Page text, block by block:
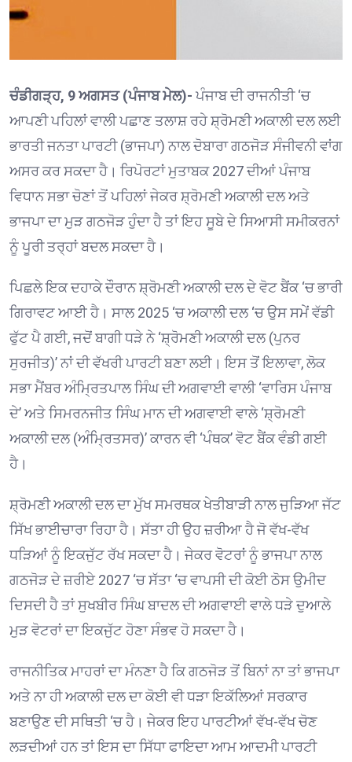
ਚੰਡੀਗੜ੍ਹ, 9 ਅਗਸਤ (ਪੰਜਾਬ ਮੇਲ)- ਪੰਜਾਬ ਦੀ ਰਾਜਨੀਤੀ ‘ਚ
ਆਪਣੀ ਪਹਿਲਾਂ ਵਾਲੀ ਪਛਾਣ ਤਲਾਸ਼ ਰਹੇ ਸ਼੍ਰੋਮਣੀ ਅਕਾਲੀ ਦਲ ਲਈ
ਭਾਰਤੀ ਜਨਤਾ ਪਾਰਟੀ (ਭਾਜਪਾ) ਨਾਲ ਦੋਬਾਰਾ ਗਠਜੋੜ ਸੰਜੀਵਨੀ ਵਾਂਗ
ਅਸਰ ਕਰ ਸਕਦਾ ਹੈ। ਰਿਪੋਰਟਾਂ ਮੁਤਾਬਕ 2027 ਦੀਆਂ ਪੰਜਾਬ
ਵਿਧਾਨ ਸਭਾ ਚੋਣਾਂ ਤੋਂ ਪਹਿਲਾਂ ਜੇਕਰ ਸ਼੍ਰੋਮਣੀ ਅਕਾਲੀ ਦਲ ਅਤੇ
ਭਾਜਪਾ ਦਾ ਮੁੜ ਗਠਜੋੜ ਹੁੰਦਾ ਹੈ ਤਾਂ ਇਹ ਸੂਬੇ ਦੇ ਸਿਆਸੀ ਸਮੀਕਰਨਾਂ
ਨੂੰ ਪੂਰੀ ਤਰ੍ਹਾਂ ਬਦਲ ਸਕਦਾ ਹੈ।
ਪਿਛਲੇ ਇਕ ਦਹਾਕੇ ਦੌਰਾਨ ਸ਼੍ਰੋਮਣੀ ਅਕਾਲੀ ਦਲ ਦੇ ਵੋਟ ਬੈਂਕ ‘ਚ ਭਾਰੀ
ਗਿਰਾਵਟ ਆਈ ਹੈ। ਸਾਲ 2025 ‘ਚ ਅਕਾਲੀ ਦਲ ‘ਚ ਉਸ ਸਮੇਂ ਵੱਡੀ
ਫੁੱਟ ਪੈ ਗਈ, ਜਦੋਂ ਬਾਗੀ ਧੜੇ ਨੇ ‘ਸ਼੍ਰੋਮਣੀ ਅਕਾਲੀ ਦਲ (ਪੁਨਰ
ਸੁਰਜੀਤ)’ ਨਾਂ ਦੀ ਵੱਖਰੀ ਪਾਰਟੀ ਬਣਾ ਲਈ। ਇਸ ਤੋਂ ਇਲਾਵਾ, ਲੋਕ
ਸਭਾ ਮੈਂਬਰ ਅੰਮ੍ਰਿਤਪਾਲ ਸਿੰਘ ਦੀ ਅਗਵਾਈ ਵਾਲੀ ‘ਵਾਰਿਸ ਪੰਜਾਬ
ਦੇ’ ਅਤੇ ਸਿਮਰਨਜੀਤ ਸਿੰਘ ਮਾਨ ਦੀ ਅਗਵਾਈ ਵਾਲੇ ‘ਸ਼੍ਰੋਮਣੀ
ਅਕਾਲੀ ਦਲ (ਅੰਮ੍ਰਿਤਸਰ)’ ਕਾਰਨ ਵੀ ‘ਪੰਥਕ’ ਵੋਟ ਬੈਂਕ ਵੰਡੀ ਗਈ
ਹੈ।
ਸ਼੍ਰੋਮਣੀ ਅਕਾਲੀ ਦਲ ਦਾ ਮੁੱਖ ਸਮਰਥਕ ਖੇਤੀਬਾੜੀ ਨਾਲ ਜੁੜਿਆ ਜੱਟ
ਸਿੱਖ ਭਾਈਚਾਰਾ ਰਿਹਾ ਹੈ। ਸੱਤਾ ਹੀ ਉਹ ਜ਼ਰੀਆ ਹੈ ਜੋ ਵੱਖ-ਵੱਖ
ਧੜਿਆਂ ਨੂੰ ਇਕਜੁੱਟ ਰੱਖ ਸਕਦਾ ਹੈ। ਜੇਕਰ ਵੋਟਰਾਂ ਨੂੰ ਭਾਜਪਾ ਨਾਲ
ਗਠਜੋੜ ਦੇ ਜ਼ਰੀਏ 2027 ‘ਚ ਸੱਤਾ ‘ਚ ਵਾਪਸੀ ਦੀ ਕੋਈ ਠੋਸ ਉਮੀਦ
ਦਿਸਦੀ ਹੈ ਤਾਂ ਸੁਖਬੀਰ ਸਿੰਘ ਬਾਦਲ ਦੀ ਅਗਵਾਈ ਵਾਲੇ ਧੜੇ ਦੁਆਲੇ
ਮੁੜ ਵੋਟਰਾਂ ਦਾ ਇਕਜੁੱਟ ਹੋਣਾ ਸੰਭਵ ਹੋ ਸਕਦਾ ਹੈ।
ਰਾਜਨੀਤਿਕ ਮਾਹਰਾਂ ਦਾ ਮੰਨਣਾ ਹੈ ਕਿ ਗਠਜੋੜ ਤੋਂ ਬਿਨਾਂ ਨਾ ਤਾਂ ਭਾਜਪਾ
ਅਤੇ ਨਾ ਹੀ ਅਕਾਲੀ ਦਲ ਦਾ ਕੋਈ ਵੀ ਧੜਾ ਇਕੱਲਿਆਂ ਸਰਕਾਰ
ਬਣਾਉਣ ਦੀ ਸਥਿਤੀ ‘ਚ ਹੈ। ਜੇਕਰ ਇਹ ਪਾਰਟੀਆਂ ਵੱਖ-ਵੱਖ ਚੋਣ
ਲੜਦੀਆਂ ਹਨ ਤਾਂ ਇਸ ਦਾ ਸਿੱਧਾ ਫਾਇਦਾ ਆਮ ਆਦਮੀ ਪਾਰਟੀ